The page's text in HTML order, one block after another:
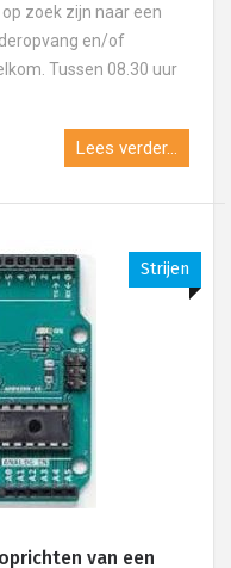
zoek zijn naar een
en/of
Tussen 08.30 uur
Lees verder...
Strijen
van een